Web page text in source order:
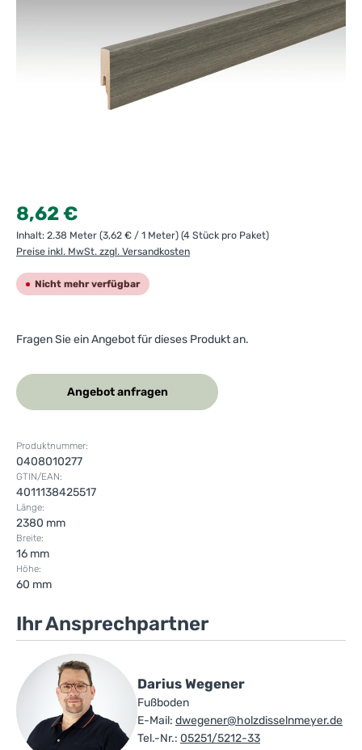
Regulärer Preis:
8,62 €
Inhalt: 2.38 Meter (3,62 € / 1 Meter) (4 Stück pro Paket)
Preise inkl. MwSt. zzgl. Versandkosten
Nicht mehr verfügbar
Fragen Sie ein Angebot für dieses Produkt an.
Angebot anfragen
Produktnummer:
0408010277
GTIN/EAN:
4011138425517
Länge:
2380 mm
Breite:
16 mm
Höhe:
60 mm
Ihr Ansprechpartner
Darius Wegener
Fußboden
E-Mail: dwegener@holzdisselnmeyer.de
Tel.-Nr.: 05251/5212-33